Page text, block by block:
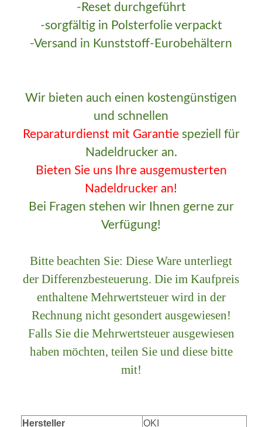
-Reset durchgeführt
-sorgfältig in Polsterfolie verpackt
-Versand in Kunststoff-Eurobehältern
Wir bieten auch einen kostengünstigen
und schnellen
Reparaturdienst mit Garantiespeziell für
Nadeldrucker an.
Bieten Sie uns Ihre ausgemusterten
Nadeldrucker an!
Bei Fragen stehen wir Ihnen gerne zur
Verfügung!
Bitte beachten Sie: Diese Ware unterliegt
der Differenzbesteuerung. Die im Kaufpreis
enthaltene Mehrwertsteuer wird in der
Rechnung nicht gesondert ausgewiesen!
Falls Sie die Mehrwertsteuer ausgewiesen
haben möchten, teilen Sie und diese bitte
mit!
Hersteller OKI